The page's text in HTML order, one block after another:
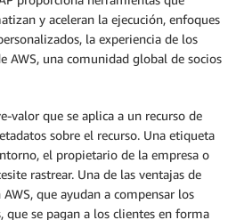
y aceleran la ejecución, enfoques
la experiencia de los
AWS, una comunidad global de socios
valor que se aplica a un recurso de
sobre el recurso. Una etiqueta
el propietario de la empresa o
rastrear. Una de las ventajas de
que ayudan a compensar los
que se pagan a los clientes en forma